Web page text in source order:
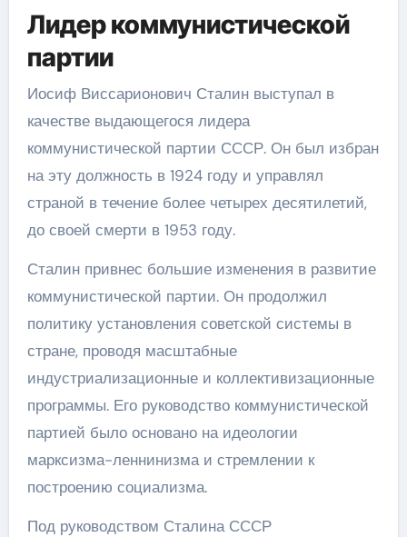
Лидер коммунистической
партии
Иосиф Виссарионович Сталин выступал в
качестве выдающегося лидера
коммунистической партии СССР. Он был избран
на эту должность в 1924 году и управлял
страной в течение более четырех десятилетий,
до своей смерти в 1953 году.
Сталин привнес большие изменения в развитие
коммунистической партии. Он продолжил
политику установления советской системы в
стране, проводя масштабные
индустриализационные и коллективизационные
программы. Его руководство коммунистической
партией было основано на идеологии
марксизма-леннинизма и стремлении к
построению социализма.
Под руководством Сталина СССР